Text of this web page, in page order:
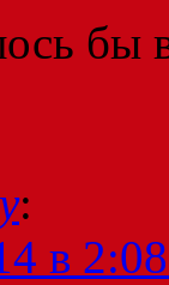
бы
:
в